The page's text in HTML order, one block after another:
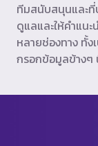
ทีมสนับสนุนและที่
ดูแลและให้คำแน
หลายช่องทาง ทั้ง
กรอกข้อมูลข้างๆ